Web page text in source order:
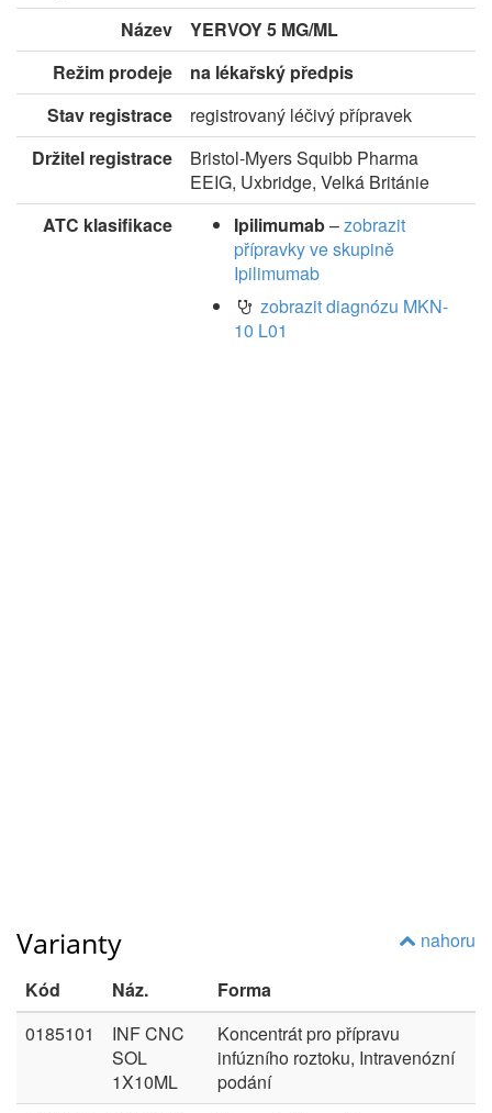
Název
YERVOY 5 MG/ML
Režim prodeje
na lékařský předpis
Stav registrace
registrovaný léčivý přípravek
Držitel registrace
Bristol-Myers Squibb Pharma
EEIG, Uxbridge, Velká Británie
ATC klasifikace
Ipilimumab–zobrazit
přípravky ve skupině
Ipilimumab
zobrazit diagnózu MKN-
10 L01
nahoru
Varianty
Kód Náz.
Forma
0185101
INF CNC
SOL
1X10ML
Koncentrát pro přípravu
infúzního roztoku, Intravenózní
podání